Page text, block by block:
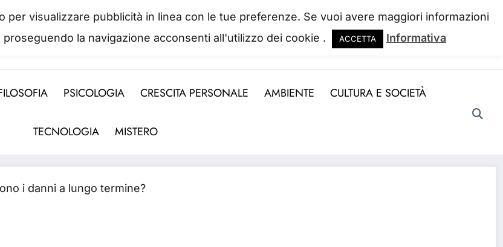
DEL BENESSERE
mai una vera idea del suo valore fino a quando la perdiamo. Josh Billings
PSICOLOGIA CRESCITA PERSONALE AMBIENTE CULTURA E SOCIETÀ
TECNOLOGIA MISTERO
i danni a lungo termine?
visualizzare pubblicità in linea con le tue preferenze. Se vuoi avere maggiori informazioni
la navigazione acconsenti all'utilizzo dei cookie .
ACCETTA Informativa